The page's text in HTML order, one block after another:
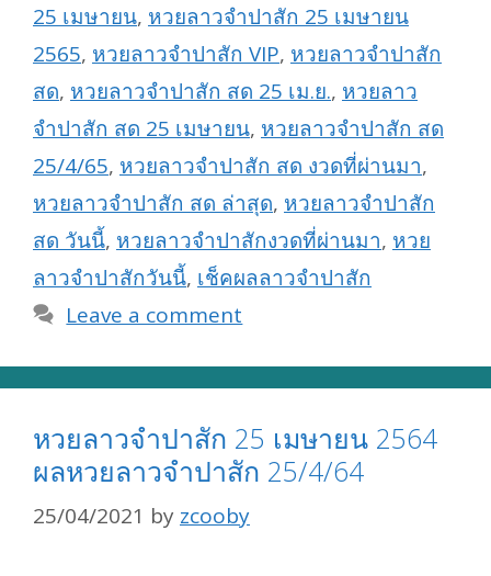
25 เมษายน, หวยลาวจำปาสัก 25 เมษายน
2565, หวยลาวจำปาสัก VIP, หวยลาวจำปาสัก
สด, หวยลาวจำปาสัก สด 25 เม.ย., หวยลาว
จำปาสัก สด 25 เมษายน, หวยลาวจำปาสัก สด
25/4/65, หวยลาวจำปาสัก สด งวดที่ผ่านมา,
หวยลาวจำปาสัก สด ล่าสุด, หวยลาวจำปาสัก
สด วันนี้, หวยลาวจำปาสักงวดที่ผ่านมา, หวย
ลาวจำปาสักวันนี้, เช็คผลลาวจำปาสัก
Leave a comment
หวยลาวจำปาสัก 25 เมษายน 2564
ผลหวยลาวจำปาสัก 25/4/64
25/04/2021 by zcooby